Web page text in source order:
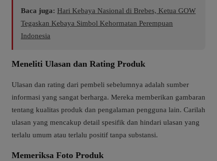
Baca juga: Hari Kebaya Nasional di Brebes, Ketua GOW
Tegaskan Kebaya Simbol Kehormatan Perempuan
Indonesia
Meneliti Ulasan dan Rating Produk
Ulasan dan rating dari pembeli sebelumnya adalah sumber
informasi yang sangat berharga. Mereka memberikan gambaran
tentang kualitas produk dan pengalaman pengguna lain. Carilah
ulasan yang mencakup detail spesifik dan hindari ulasan yang
terlalu umum atau terlalu positif tanpa substansi.
Memeriksa Foto Produk